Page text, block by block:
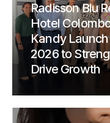
Radisson Blu
Hotel
Kandy
2026 to
Drive Growth